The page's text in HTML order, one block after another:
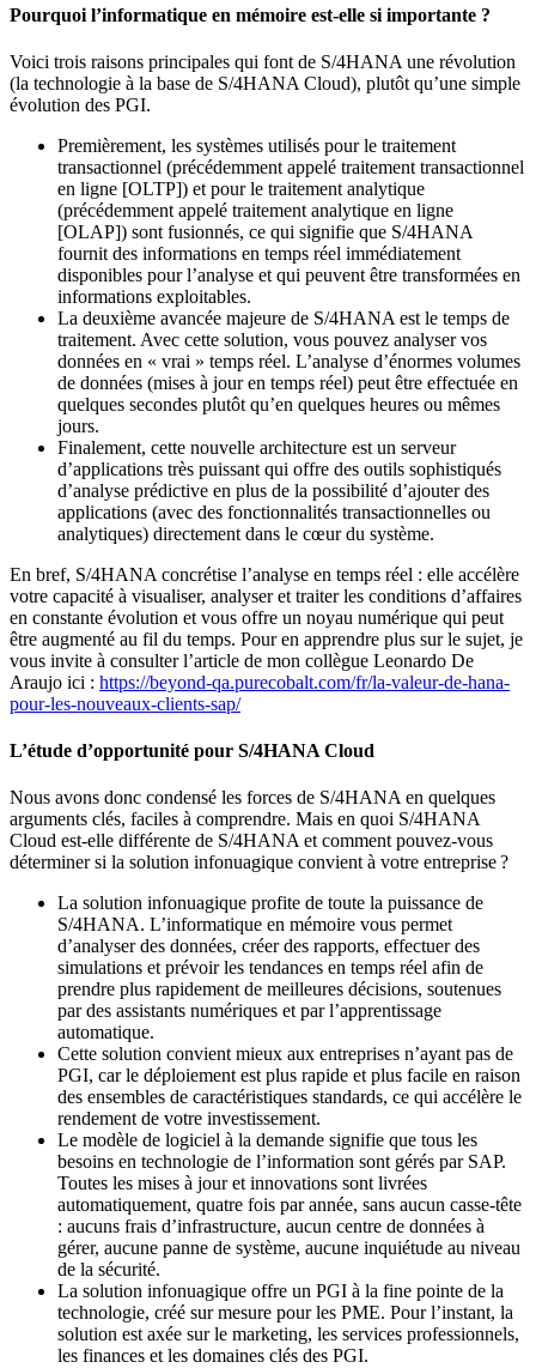
Pourquoi l’informatique en mémoire est-elle si importante ?
Voici trois raisons principales qui font de S/4HANA une révolution
(la technologie à la base de S/4HANA Cloud), plutôt qu’une simple
évolution des PGI.
Premièrement, les systèmes utilisés pour le traitement
transactionnel (précédemment appelé traitement transactionnel
en ligne [OLTP]) et pour le traitement analytique
(précédemment appelé traitement analytique en ligne
[OLAP]) sont fusionnés, ce qui signifie que S/4HANA
fournit des informations en temps réel immédiatement
disponibles pour l’analyse et qui peuvent être transformées en
informations exploitables.
La deuxième avancée majeure de S/4HANA est le temps de
traitement. Avec cette solution, vous pouvez analyser vos
données en « vrai » temps réel. L’analyse d’énormes volumes
de données (mises à jour en temps réel) peut être effectuée en
quelques secondes plutôt qu’en quelques heures ou mêmes
jours.
Finalement, cette nouvelle architecture est un serveur
d’applications très puissant qui offre des outils sophistiqués
d’analyse prédictive en plus de la possibilité d’ajouter des
applications (avec des fonctionnalités transactionnelles ou
analytiques) directement dans le cœur du système.
En bref, S/4HANA concrétise l’analyse en temps réel : elle accélère
votre capacité à visualiser, analyser et traiter les conditions d’affaires
en constante évolution et vous offre un noyau numérique qui peut
être augmenté au fil du temps. Pour en apprendre plus sur le sujet, je
vous invite à consulter l’article de mon collègue Leonardo De
Araujo ici : https://beyond-qa.purecobalt.com/fr/la-valeur-de-hana-
pour-les-nouveaux-clients-sap/
L’étude d’opportunité pour S/4HANA Cloud
Nous avons donc condensé les forces de S/4HANA en quelques
arguments clés, faciles à comprendre. Mais en quoi S/4HANA
Cloud est-elle différente de S/4HANA et comment pouvez-vous
déterminer si la solution infonuagique convient à votre entreprise ?
La solution infonuagique profite de toute la puissance de
S/4HANA. L’informatique en mémoire vous permet
d’analyser des données, créer des rapports, effectuer des
simulations et prévoir les tendances en temps réel afin de
prendre plus rapidement de meilleures décisions, soutenues
par des assistants numériques et par l’apprentissage
automatique.
Cette solution convient mieux aux entreprises n’ayant pas de
PGI, car le déploiement est plus rapide et plus facile en raison
des ensembles de caractéristiques standards, ce qui accélère le
rendement de votre investissement.
Le modèle de logiciel à la demande signifie que tous les
besoins en technologie de l’information sont gérés par SAP.
Toutes les mises à jour et innovations sont livrées
automatiquement, quatre fois par année, sans aucun casse-tête
: aucuns frais d’infrastructure, aucun centre de données à
gérer, aucune panne de système, aucune inquiétude au niveau
de la sécurité.
La solution infonuagique offre un PGI à la fine pointe de la
technologie, créé sur mesure pour les PME. Pour l’instant, la
solution est axée sur le marketing, les services professionnels,
les finances et les domaines clés des PGI.